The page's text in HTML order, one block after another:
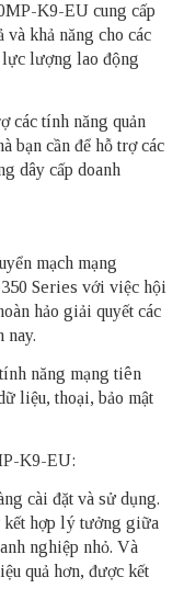
K9-EU cung cấp
khả năng cho các
lực lượng lao động
các tính năng quản
bạn cần để hỗ trợ các
dây cấp doanh
mạch mạng
Series với việc hội
hảo giải quyết các
nay.
năng mạng tiên
liệu, thoại, bảo mật
K9-EU:
cài đặt và sử dụng.
hợp lý tưởng giữa
nghiệp nhỏ. Và
quả hơn, được kết